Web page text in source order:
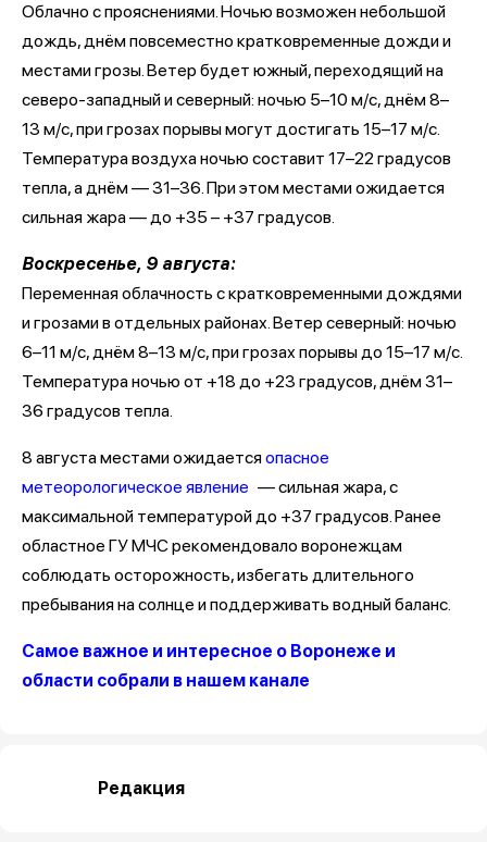
Облачно с прояснениями. Ночью возможен небольшой
дождь, днём повсеместно кратковременные дожди и
местами грозы. Ветер будет южный, переходящий на
северо-западный и северный: ночью 5–10 м/с, днём 8–
13 м/с, при грозах порывы могут достигать 15–17 м/с.
Температура воздуха ночью составит 17–22 градусов
тепла, а днём — 31–36. При этом местами ожидается
сильная жара — до +35 – +37 градусов.
Воскресенье, 9 августа:
Переменная облачность с кратковременными дождями
и грозами в отдельных районах. Ветер северный: ночью
6–11 м/с, днём 8–13 м/с, при грозах порывы до 15–17 м/с.
Температура ночью от +18 до +23 градусов, днём 31–
36 градусов тепла.
8 августа местами ожидаетсяопасное
метеорологическое явление — сильная жара, с
максимальной температурой до +37 градусов. Ранее
областное ГУ МЧС рекомендовало воронежцам
соблюдать осторожность, избегать длительного
пребывания на солнце и поддерживать водный баланс.
Самое важное и интересное о Воронеже и
области собрали в нашем канале
Редакция